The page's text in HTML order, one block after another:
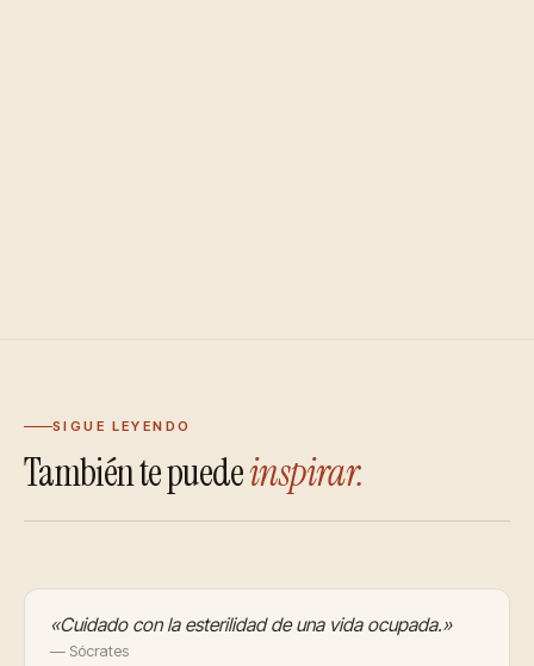
SIGUE LEYENDO
También te puedeinspirar.
«Cuidado con la esterilidad de una vida ocupada.»
— Sócrates